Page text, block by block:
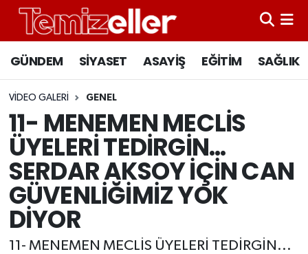
GÜNDEM SİYASET ASAYİŞ EĞİTİM SAĞLIK
VIDEO GALERI GENEL
11- MENEMEN MECLİS
ÜYELERİ TEDİRGİN...
SERDAR AKSOY İÇİN CAN
GÜVENLİĞİMİZ YOK
DİYOR
11- MENEMEN MECLİS ÜYELERİ TEDİRGİN...
CANLI YAYIN
ASAYİŞ
EĞİTİM
SAĞLIK
SİYASET
Hava Durumu
Süper Lig Puan Durumu ve Fikstür
Tüm Manşetler
Son Dakika Haberleri
Haber Arşivi